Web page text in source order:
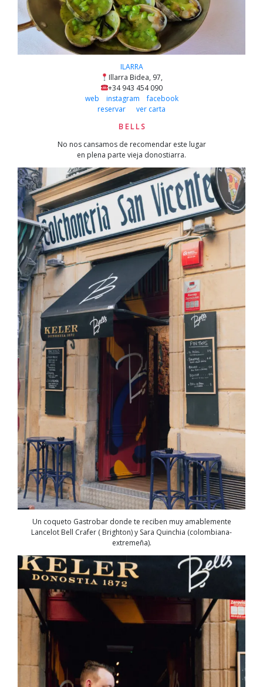
ILARRA
Illarra Bidea, 97,
+34 943 454 090
web
instagram
facebook
reservar
ver carta
B E L L S
No nos cansamos de recomendar este lugar
en plena parte vieja donostiarra.
Un coqueto Gastrobar donde te reciben muy amablemente
Lancelot Bell Crafer ( Brighton) y Sara Quinchia (colombiana-
extremeña).